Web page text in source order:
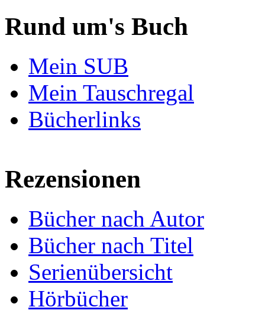
Rund um's Buch
Mein SUB
Mein Tauschregal
Bücherlinks
Rezensionen
Bücher nach Autor
Bücher nach Titel
Serienübersicht
Hörbücher